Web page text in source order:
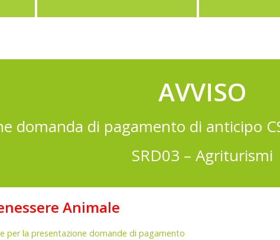
AVVISO
domanda di pagamento di anticipo
SRD03 – Agriturismi
Animale
per la presentazione domande di pagamento